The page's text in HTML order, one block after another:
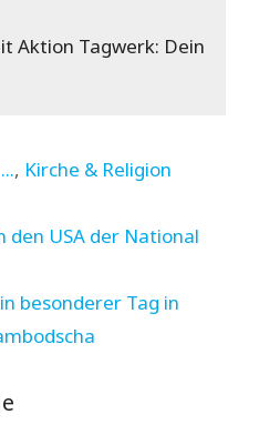
Aktion Tagwerk: Dein
, Kirche & Religion
den USA der National
besonderer Tag in